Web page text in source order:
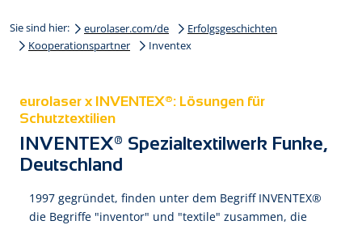
Sie sind hier: eurolaser.com/de
Erfolgsgeschichten
Kooperationspartner
Inventex
eurolaser x INVENTEX®: Lösungen für
Schutztextilien
INVENTEX® Spezialtextilwerk Funke,
Deutschland
1997 gegründet, finden unter dem Begriff INVENTEX®
die Begriffe "inventor" und "textile" zusammen, die